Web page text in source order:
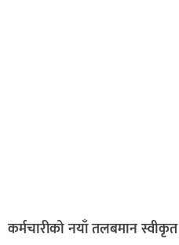
कर्मचारीको नयाँ तलबमान स्वीकृत